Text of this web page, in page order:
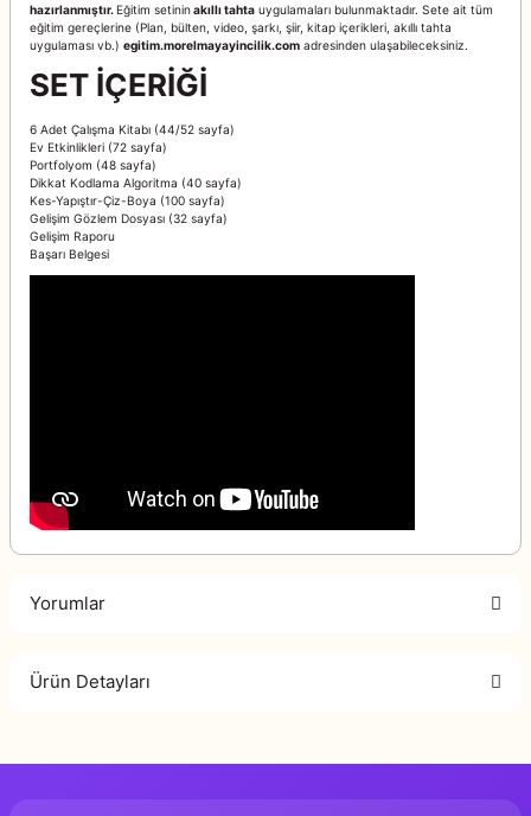
hazırlanmıştır. Eğitim setininakıllı tahta uygulamaları bulunmaktadır. Sete ait tüm
eğitim gereçlerine (Plan, bülten, video, şarkı, şiir, kitap içerikleri, akıllı tahta
uygulaması vb.) egitim.morelmayayincilik.com adresinden ulaşabileceksiniz.
SET İÇERİĞİ
6 Adet Çalışma Kitabı (44/52 sayfa)
Ev Etkinlikleri (72 sayfa)
Portfolyom (48 sayfa)
Dikkat Kodlama Algoritma (40 sayfa)
Kes-Yapıştır-Çiz-Boya (100 sayfa)
Gelişim Gözlem Dosyası (32 sayfa)
Gelişim Raporu
Başarı Belgesi
Yorumlar
Ürün Detayları